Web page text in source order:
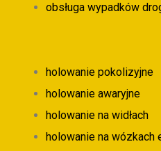
obsługa wypadków
holowanie pokolizyjne
holowanie awaryjne
holowanie na widłach
holowanie na wózkach